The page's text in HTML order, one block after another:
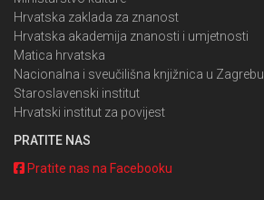
Hrvatska zaklada za znanost
Hrvatska akademija znanosti i umjetnosti
Matica hrvatska
Nacionalna i sveučilišna knjižnica u Zagrebu
Staroslavenski institut
Hrvatski institut za povijest
PRATITE NAS
Pratite nas na Facebooku